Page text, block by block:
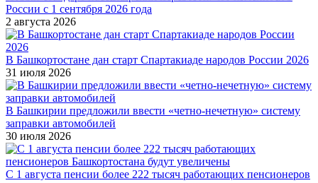
России с 1 сентября 2026 года
2 августа 2026
В Башкортостане дан старт Спартакиаде народов России 2026
31 июля 2026
В Башкирии предложили ввести «четно-нечетную» систему
заправки автомобилей
30 июля 2026
С 1 августа пенсии более 222 тысяч работающих пенсионеров